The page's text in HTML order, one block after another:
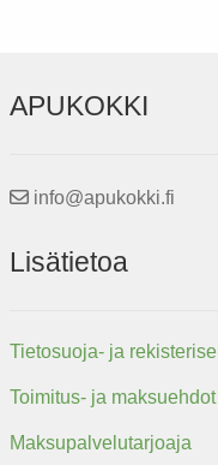
APUKOKKI
info@apukokki.fi
Lisätietoa
Tietosuoja- ja
Toimitus- ja maksuehdot
Maksupalvelutarjoaja